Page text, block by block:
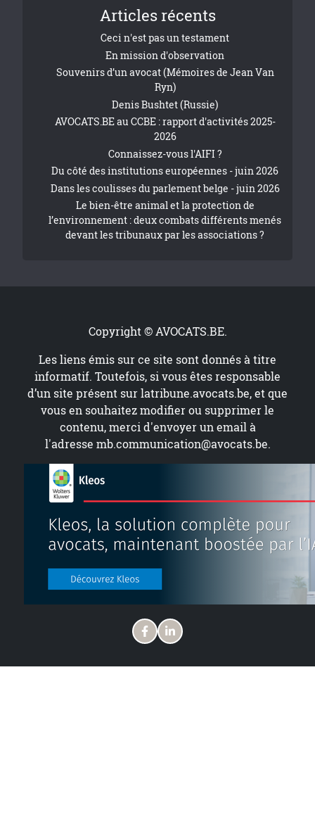
Articles récents
Ceci n'est pas un testament
En mission d'observation
Souvenirs d’un avocat (Mémoires de Jean Van
Ryn)
Denis Bushtet (Russie)
AVOCATS.BE au CCBE : rapport d'activités 2025-
2026
Connaissez-vous l'AIFI ?
Du côté des institutions européennes - juin 2026
Dans les coulisses du parlement belge - juin 2026
Le bien-être animal et la protection de
l’environnement : deux combats différents menés
devant les tribunaux par les associations ?
Copyright © AVOCATS.BE.
Les liens émis sur ce site sont donnés à titre
informatif. Toutefois, si vous êtes responsable
d’un site présent surlatribune.avocats.be, et que
vous en souhaitez modifier ou supprimer le
contenu, merci d'envoyer un email à
l'adresse mb.communication@avocats.be.